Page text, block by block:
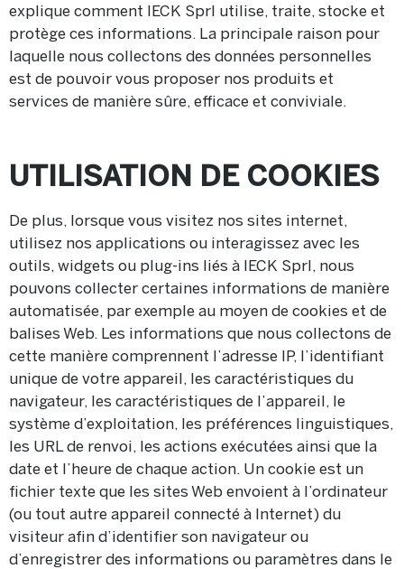
explique comment IECK Sprl utilise, traite, stocke et
protège ces informations. La principale raison pour
laquelle nous collectons des données personnelles
est de pouvoir vous proposer nos produits et
services de manière sûre, efficace et conviviale.
UTILISATION DE COOKIES
De plus, lorsque vous visitez nos sites internet,
utilisez nos applications ou interagissez avec les
outils, widgets ou plug-ins liés à IECK Sprl, nous
pouvons collecter certaines informations de manière
automatisée, par exemple au moyen de cookies et de
balises Web. Les informations que nous collectons de
cette manière comprennent l’adresse IP, l’identifiant
unique de votre appareil, les caractéristiques du
navigateur, les caractéristiques de l’appareil, le
système d’exploitation, les préférences linguistiques,
les URL de renvoi, les actions exécutées ainsi que la
date et l’heure de chaque action. Un cookie est un
fichier texte que les sites Web envoient à l’ordinateur
(ou tout autre appareil connecté à Internet) du
visiteur afin d’identifier son navigateur ou
d’enregistrer des informations ou paramètres dans le